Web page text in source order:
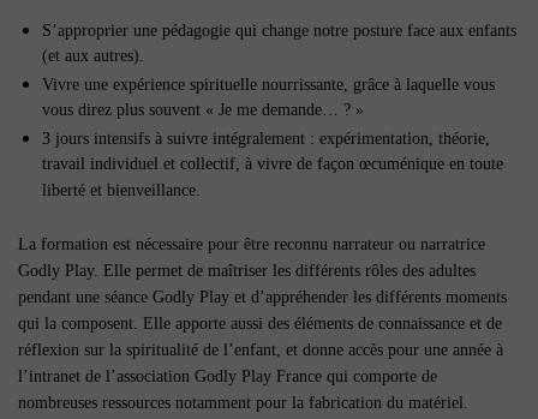
S’approprier une pédagogie qui change notre posture face aux enfants
(et aux autres).
Vivre une expérience spirituelle nourrissante, grâce à laquelle vous
vous direz plus souvent « Je me demande… ? »
3 jours intensifs à suivre intégralement : expérimentation, théorie,
travail individuel et collectif, à vivre de façon œcuménique en toute
liberté et bienveillance.
La formation est nécessaire pour être reconnu narrateur ou narratrice
Godly Play. Elle permet de maîtriser les différents rôles des adultes
pendant une séance Godly Play et d’appréhender les différents moments
qui la composent. Elle apporte aussi des éléments de connaissance et de
réflexion sur la spiritualité de l’enfant, et donne accès pour une année à
l’intranet de l’association Godly Play France qui comporte de
nombreuses ressources notamment pour la fabrication du matériel.